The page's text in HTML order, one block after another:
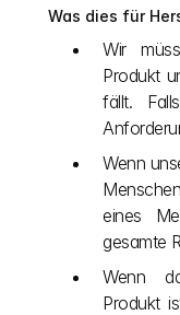
Was dies für
Wir
Produkt
fällt.
Wenn
eines
gesamte
Wenn
Produkt